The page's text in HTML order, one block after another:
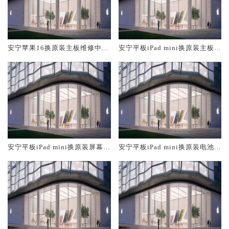
安宁苹果16换原装主板维修中心
安宁平板iPad mini换原装主板维
安宁平板iPad mini换原装屏幕服
安宁平板iPad mini换原装电池维